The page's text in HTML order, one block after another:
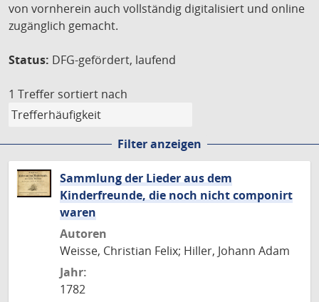
von vornherein auch vollständig digitalisiert und online
zugänglich gemacht.
Status: DFG-gefördert, laufend
1 Treffer sortiert nach
Filter anzeigen
Sammlung der Lieder aus dem
Kinderfreunde, die noch nicht componirt
waren
Autoren
Weisse, Christian Felix; Hiller, Johann Adam
Jahr:
1782